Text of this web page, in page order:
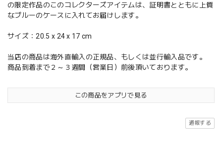
の限定作品のこのコレクターズアイテムは、証明書とともに上質
なブルーのケースに入れてお届けします。
サイズ：20.5 x 24 x 17 cm
当店の商品は海外直輸入の正規品、もしくは並行輸入品です。
商品到着まで２～３週間（営業日）前後頂いております。
この商品をアプリで見る
通報する